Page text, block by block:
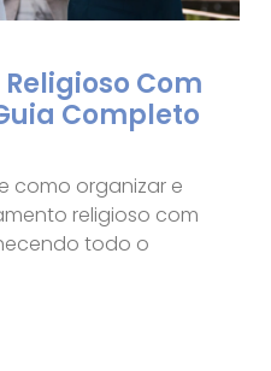
Com
Completo
como organizar e
religioso com
todo o